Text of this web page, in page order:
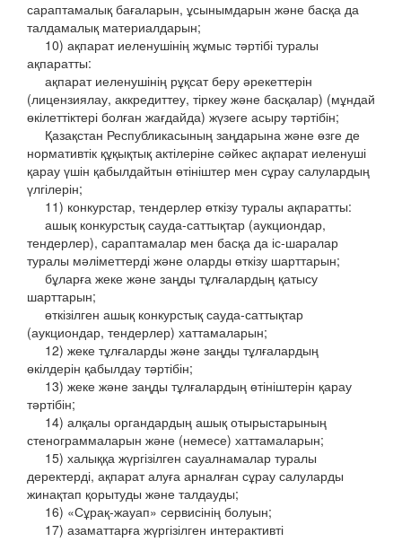
сараптамалық бағаларын, ұсынымдарын және басқа да
талдамалық материалдарын;
10) ақпарат иеленушінің жұмыс тәртібі туралы
ақпаратты:
ақпарат иеленушінің рұқсат беру әрекеттерін
(лицензиялау, аккредиттеу, тіркеу және басқалар) (мұндай
өкілеттіктері болған жағдайда) жүзеге асыру тәртібін;
Қазақстан Республикасының заңдарына және өзге де
нормативтік құқықтық актілеріне сәйкес ақпарат иеленуші
қарау үшін қабылдайтын өтініштер мен сұрау салулардың
үлгілерін;
11) конкурстар, тендерлер өткізу туралы ақпаратты:
ашық конкурстық сауда-саттықтар (аукциондар,
тендерлер), сараптамалар мен басқа да іс-шаралар
туралы мәліметтерді және оларды өткізу шарттарын;
бұларға жеке және заңды тұлғалардың қатысу
шарттарын;
өткізілген ашық конкурстық сауда-саттықтар
(аукциондар, тендерлер) хаттамаларын;
12) жеке тұлғаларды және заңды тұлғалардың
өкілдерін қабылдау тәртібін;
13) жеке және заңды тұлғалардың өтініштерін қарау
тәртібін;
14) алқалы органдардың ашық отырыстарының
стенограммаларын және (немесе) хаттамаларын;
15) халыққа жүргізілген сауалнамалар туралы
деректерді, ақпарат алуға арналған сұрау салуларды
жинақтап қорытуды және талдауды;
16) «Сұрақ-жауап» сервисінің болуын;
17) азаматтарға жүргізілген интерактивті